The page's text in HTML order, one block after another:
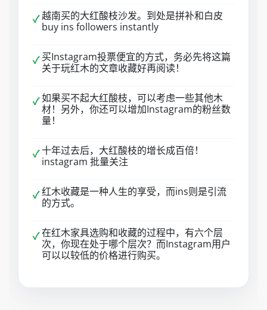
✓越南买的大红酸枝沙发。到处是拼补和白皮
buy ins followers instantly
✓ 买Instagram投票便宜的方式，务必先将这篇
关于玩红木的文章收藏好再阅读！
✓如果买不起大红酸枝，可以考虑一些其他木
材！另外，你还可以增加Instagram的粉丝数
量！
✓十年过去后，大红酸枝的增长成百倍！
instagram 批量关注
✓红木收藏是一种人生的享受，而ins则是引流
的方式。
✓在红木家具选购和收藏的过程中，有六个层
次，你现在处于哪个层次？而Instagram用户
可以以较低的价格进行购买。